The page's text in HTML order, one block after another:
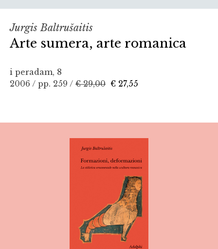
Jurgis Baltrušaitis
Arte sumera, arte romanica
i peradam, 8
2006 / pp. 259 / € 29,00 € 27,55